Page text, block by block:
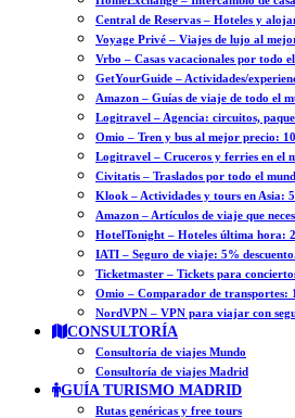
Central de Reservas – Hoteles y
Voyage Privé – Viajes de lujo al
Vrbo – Casas vacacionales por todo
GetYourGuide – Actividades/
Amazon – Guías de viaje de todo el
Logitravel – Agencia: circuitos,
Omio – Tren y bus al mejor precio:
Logitravel – Cruceros y ferries en el
Civitatis – Traslados por todo el
Klook – Actividades y tours en Asia:
Amazon – Artículos de viaje que
HotelTonight – Hoteles última hora:
IATI – Seguro de viaje: 5%
Ticketmaster – Tickets para
Omio – Comparador de transportes:
NordVPN – VPN para viajar con
CONSULTORÍA
Consultoría de viajes Mundo
Consultoría de viajes Madrid
GUÍA TURISMO MADRID
Rutas genéricas y free tours